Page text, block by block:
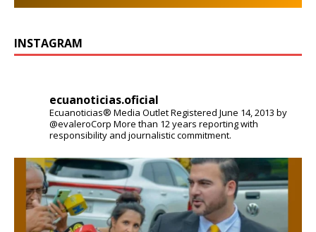
INSTAGRAM
ecuanoticias.oficial
Ecuanoticias® Media OutletRegistered June 14, 2013 by
@evaleroCorp More than 12 years reporting with
responsibility and journalistic commitment.